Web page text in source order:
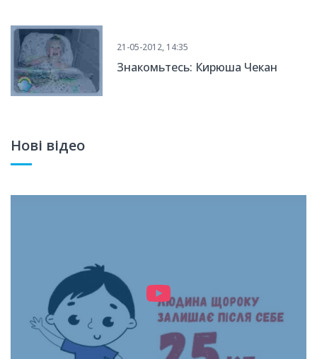
21-05-2012, 14:35
Знакомьтесь: Кирюша Чекан
Нові відео